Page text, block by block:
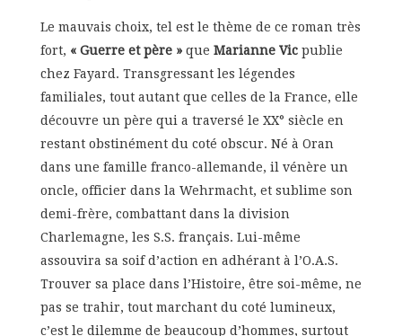
Le mauvais choix, tel est le thème de ce roman très
fort, « Guerre et père »que Marianne Vic publie
chez Fayard. Transgressant les légendes
familiales, tout autant que celles de la France, elle
découvre un père qui a traversé le XX° siècle en
restant obstinément du coté obscur. Né à Oran
dans une famille franco-allemande, il vénère un
oncle, officier dans la Wehrmacht, et sublime son
demi-frère, combattant dans la division
Charlemagne, les S.S. français. Lui-même
assouvira sa soif d’action en adhérant à l’O.A.S.
Trouver sa place dans l’Histoire, être soi-même, ne
pas se trahir, tout marchant du coté lumineux,
c’est le dilemme de beaucoup d’hommes, surtout